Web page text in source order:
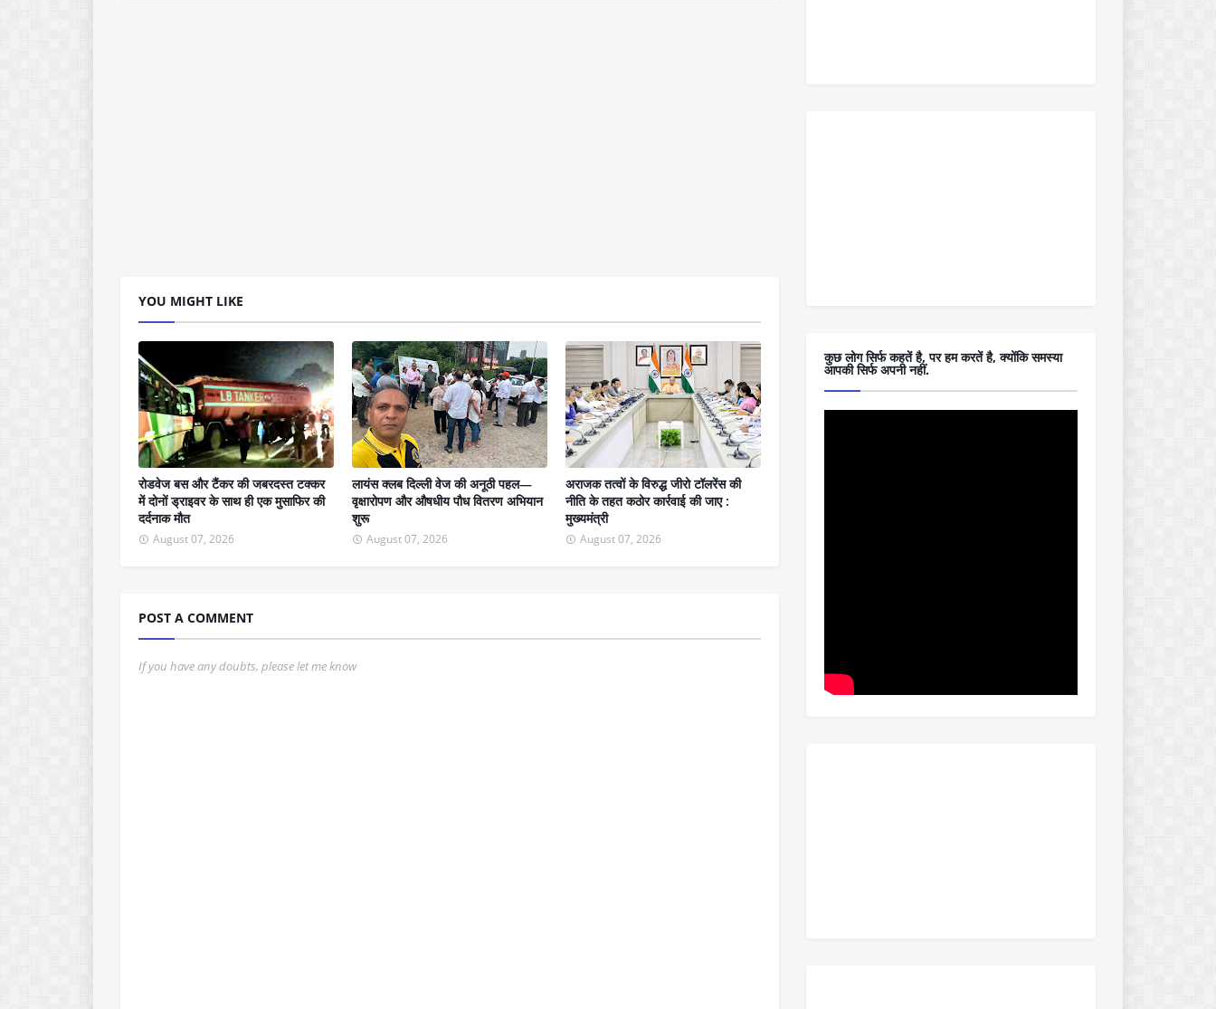
YOU MIGHT LIKE
रोडवेज बस और टैंकर की जबरदस्त टक्कर
में दोनों ड्राइवर के साथ ही एक मुसाफिर की
दर्दनाक मौत
August 07, 2026
लायंस क्लब दिल्ली वेज की अनूठी पहल—
वृक्षारोपण और औषधीय पौध वितरण अभियान
शुरू
August 07, 2026
अराजक तत्वों के विरुद्ध जीरो टॉलरेंस की
नीति के तहत कठोर कार्रवाई की जाए :
मुख्यमंत्री
August 07, 2026
POST A COMMENT
If you have any doubts, please let me know
कुछ लोग सिर्फ कहतें है, पर हम करतें है, क्योंकि समस्या
आपकी सिर्फ अपनी नहीं.